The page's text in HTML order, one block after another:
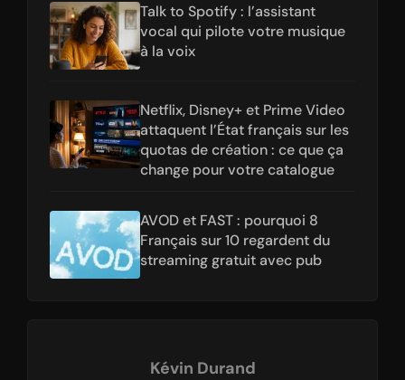
Talk to Spotify : l’assistant
vocal qui pilote votre musique
à la voix
Netflix, Disney+ et Prime Video
attaquent l’État français sur les
quotas de création : ce que ça
change pour votre catalogue
AVOD et FAST : pourquoi 8
Français sur 10 regardent du
streaming gratuit avec pub
Kévin Durand